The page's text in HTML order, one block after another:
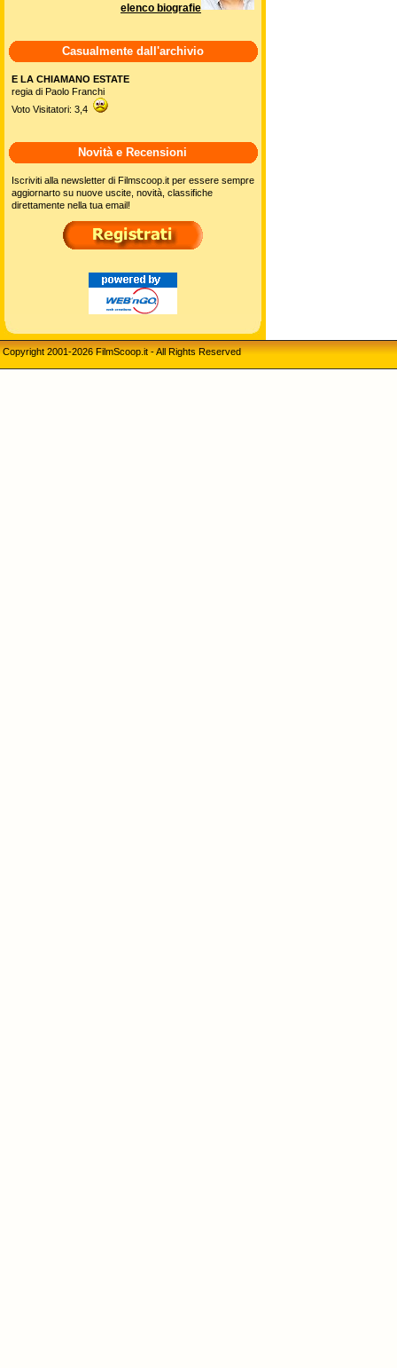
elenco biografie
Casualmente dall'archivio
E LA CHIAMANO ESTATE
regia di Paolo Franchi
Voto Visitatori: 3,4
Novità e Recensioni
Iscriviti alla newsletter di Filmscoop.it per essere sempre
aggiornarto su nuove uscite, novità, classifiche
direttamente nella tua email!
Copyright 2001-2026 FilmScoop.it - All Rights Reserved